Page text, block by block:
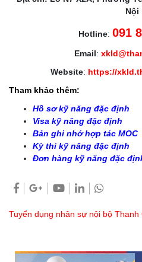
Nội
Hotline: 091
Email:
Website: https://
Tham khảo thêm:
Hồ sơ kỹ năng đặc định
Visa kỹ năng đặc định
Bản ghi nhớ hợp tác MOC
Kỳ thi kỹ năng đặc định
Đơn hàng kỹ năng đặc
Tuyển dụng nhân sự nội bộ Thanh